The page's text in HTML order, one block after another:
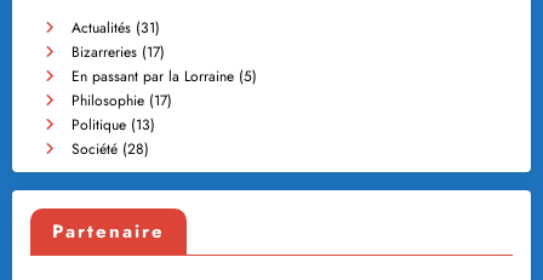
Actualités (31)
Bizarreries (17)
En passant par la Lorraine (5)
Philosophie (17)
Politique (13)
Société (28)
Partenaire